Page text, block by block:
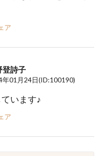
ア
登詩子
年01月24日(ID:100190)
います♪
ア